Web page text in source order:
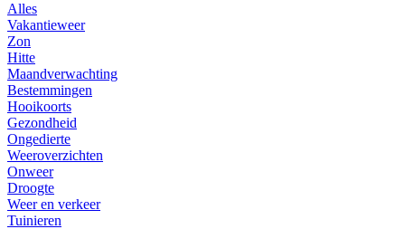
Alles
Vakantieweer
Zon
Hitte
Maandverwachting
Bestemmingen
Hooikoorts
Gezondheid
Ongedierte
Weeroverzichten
Onweer
Droogte
Weer en verkeer
Tuinieren